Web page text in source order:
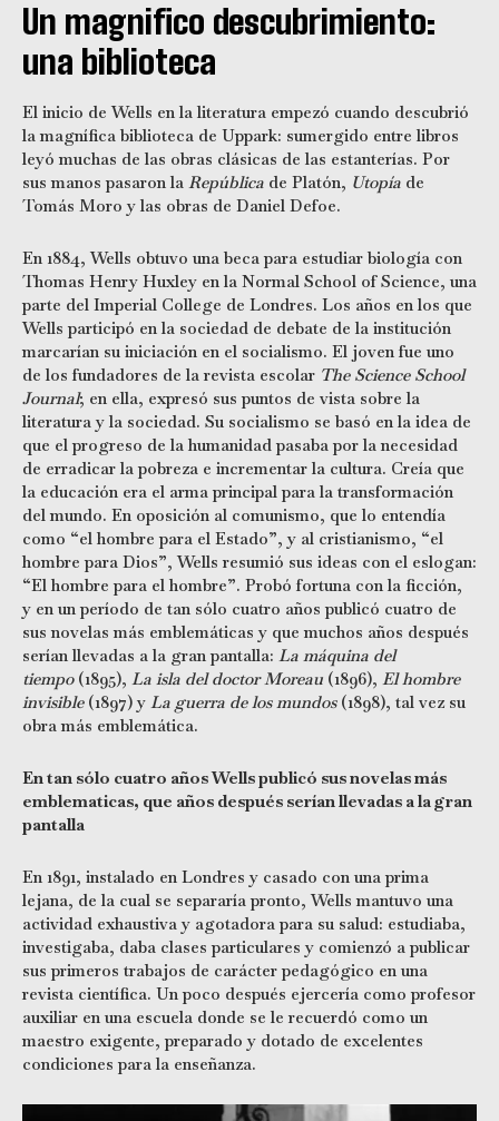
Un magnifico descubrimiento:
una biblioteca
El inicio de Wells en la literatura empezó cuando descubrió
la magnífica biblioteca de Uppark: sumergido entre libros
leyó muchas de las obras clásicas de las estanterías. Por
sus manos pasaron la República de Platón, Utopía de
Tomás Moro y las obras de Daniel Defoe.
En 1884, Wells obtuvo una beca para estudiar biología con
Thomas Henry Huxley en la Normal School of Science, una
parte del Imperial College de Londres. Los años en los que
Wells participó en la sociedad de debate de la institución
marcarían su iniciación en el socialismo. El joven fue uno
de los fundadores de la revista escolar The Science School
Journal; en ella, expresó sus puntos de vista sobre la
literatura y la sociedad. Su socialismo se basó en la idea de
que el progreso de la humanidad pasaba por la necesidad
de erradicar la pobreza e incrementar la cultura. Creía que
la educación era el arma principal para la transformación
del mundo. En oposición al comunismo, que lo entendía
como “el hombre para el Estado”, y al cristianismo, “el
hombre para Dios”, Wells resumió sus ideas con el eslogan:
“El hombre para el hombre”. Probó fortuna con la ficción,
y en un período de tan sólo cuatro años publicó cuatro de
sus novelas más emblemáticas y que muchos años después
serían llevadas a la gran pantalla: La máquina del
tiempo(1895), La isla del doctor Moreau (1896), El hombre
invisible(1897) y La guerra de los mundos(1898), tal vez su
obra más emblemática.
En tan sólo cuatro años Wells publicó sus novelas más
emblematicas, que años después serían llevadas a la gran
pantalla
En 1891, instalado en Londres y casado con una prima
lejana, de la cual se separaría pronto, Wells mantuvo una
actividad exhaustiva y agotadora para su salud: estudiaba,
investigaba, daba clases particulares y comienzó a publicar
sus primeros trabajos de carácter pedagógico en una
revista científica. Un poco después ejercería como profesor
auxiliar en una escuela donde se le recuerdó como un
maestro exigente, preparado y dotado de excelentes
condiciones para la enseñanza.